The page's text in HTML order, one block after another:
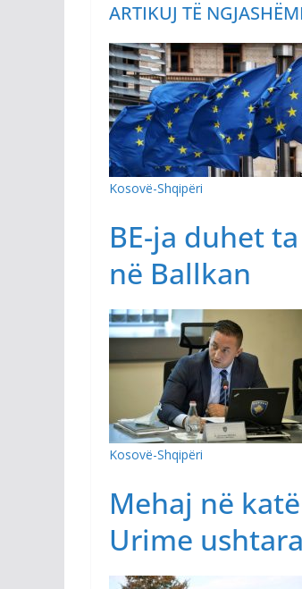
ARTIKUJ TË NGJASHËM
Kosovë-Shqipëri
BE-ja duhet
në Ballkan
Kosovë-Shqipëri
Mehaj në
Urime